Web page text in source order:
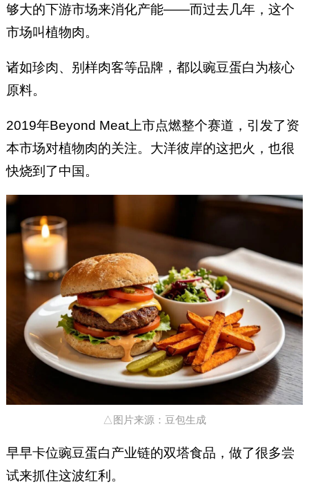
够大的下游市场来消化产能——而过去几年，这个
市场叫植物肉。
诸如珍肉、别样肉客等品牌，都以豌豆蛋白为核心
原料。
2019年Beyond Meat上市点燃整个赛道，引发了资
本市场对植物肉的关注。大洋彼岸的这把火，也很
快烧到了中国。
△图片来源：豆包生成
早早卡位豌豆蛋白产业链的双塔食品，做了很多尝
试来抓住这波红利。